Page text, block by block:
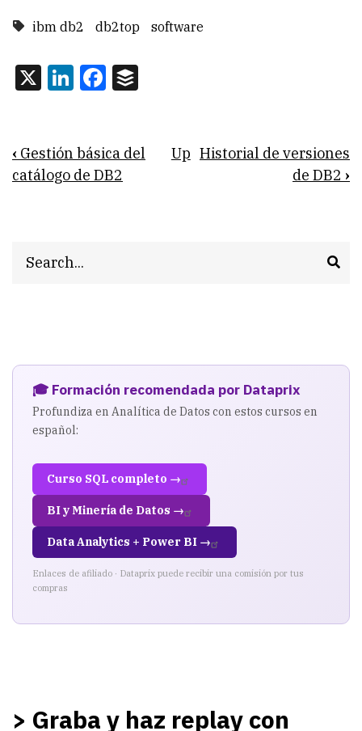
ibm db2 db2top software
X LinkedIn
Facebook
Book
traversal
Graba
con
DB2TOP
‹ Gestión básica del
catálogo de DB2
Up Historial de versiones
de DB2 ›
🎓 Formación recomendada por Dataprix
Profundiza en Analítica de Datos con estos cursos en
español:
Curso SQL completo →
BI y Minería de Datos →
Data Analytics + Power BI →
Enlaces de afiliado · Dataprix puede recibir una comisión por tus
compras
> Graba y haz replay con